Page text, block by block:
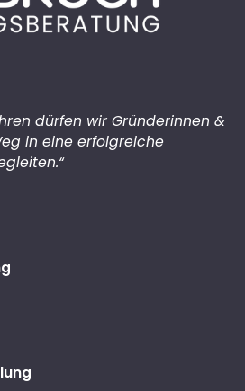
dürfen wir Gründerinnen &
in eine erfolgreiche